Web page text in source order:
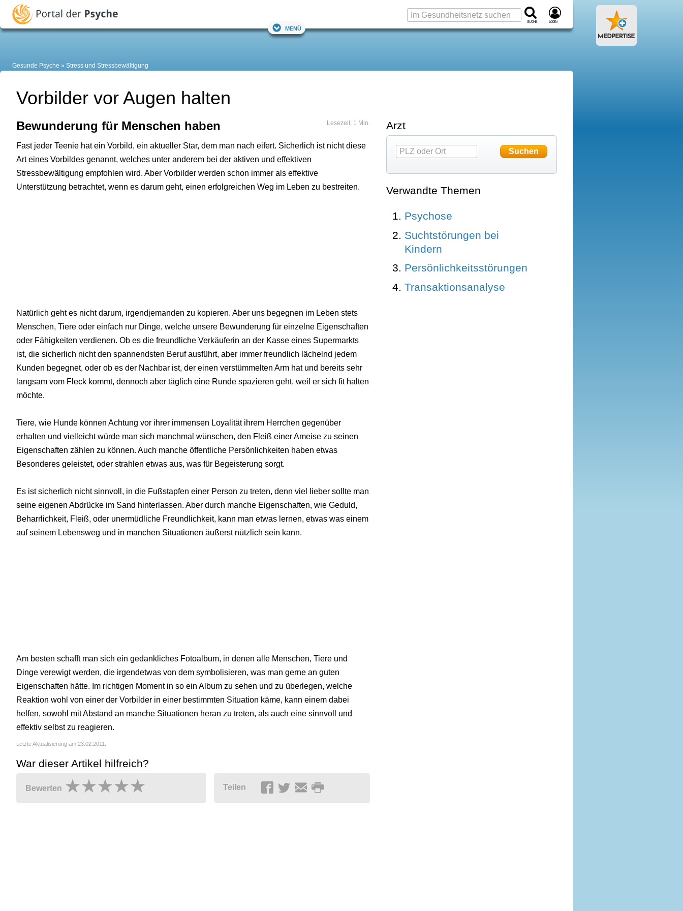
Suche Login
Menü
Gesunde Psyche Stress und Stressbewältigung
Vorbilder vor Augen halten
Lesezeit: 1 Min.
Bewunderung für Menschen haben
Fast jeder Teenie hat ein Vorbild, ein aktueller Star, dem man nach eifert. Sicherlich ist nicht diese
Art eines Vorbildes genannt, welches unter anderem bei der aktiven und effektiven
Stressbewältigung empfohlen wird. Aber Vorbilder werden schon immer als effektive
Unterstützung betrachtet, wenn es darum geht, einen erfolgreichen Weg im Leben zu bestreiten.
Natürlich geht es nicht darum, irgendjemanden zu kopieren. Aber uns begegnen im Leben stets
Menschen, Tiere oder einfach nur Dinge, welche unsere Bewunderung für einzelne Eigenschaften
oder Fähigkeiten verdienen. Ob es die freundliche Verkäuferin an der Kasse eines Supermarkts
ist, die sicherlich nicht den spannendsten Beruf ausführt, aber immer freundlich lächelnd jedem
Kunden begegnet, oder ob es der Nachbar ist, der einen verstümmelten Arm hat und bereits sehr
langsam vom Fleck kommt, dennoch aber täglich eine Runde spazieren geht, weil er sich fit halten
möchte.
Tiere, wie Hunde können Achtung vor ihrer immensen Loyalität ihrem Herrchen gegenüber
erhalten und vielleicht würde man sich manchmal wünschen, den Fleiß einer Ameise zu seinen
Eigenschaften zählen zu können. Auch manche öffentliche Persönlichkeiten haben etwas
Besonderes geleistet, oder strahlen etwas aus, was für Begeisterung sorgt.
Es ist sicherlich nicht sinnvoll, in die Fußstapfen einer Person zu treten, denn viel lieber sollte man
seine eigenen Abdrücke im Sand hinterlassen. Aber durch manche Eigenschaften, wie Geduld,
Beharrlichkeit, Fleiß, oder unermüdliche Freundlichkeit, kann man etwas lernen, etwas was einem
auf seinem Lebensweg und in manchen Situationen äußerst nützlich sein kann.
Am besten schafft man sich ein gedankliches Fotoalbum, in denen alle Menschen, Tiere und
Dinge verewigt werden, die irgendetwas von dem symbolisieren, was man gerne an guten
Eigenschaften hätte. Im richtigen Moment in so ein Album zu sehen und zu überlegen, welche
Reaktion wohl von einer der Vorbilder in einer bestimmten Situation käme, kann einem dabei
helfen, sowohl mit Abstand an manche Situationen heran zu treten, als auch eine sinnvoll und
effektiv selbst zu reagieren.
Letzte Aktualisierung am 23.02.2011.
War dieser Artikel hilfreich?
Bewerten Teilen
Arzt
Verwandte Themen
Psychose
Suchtstörungen bei
Kindern
Persönlichkeitsstörungen
Transaktionsanalyse